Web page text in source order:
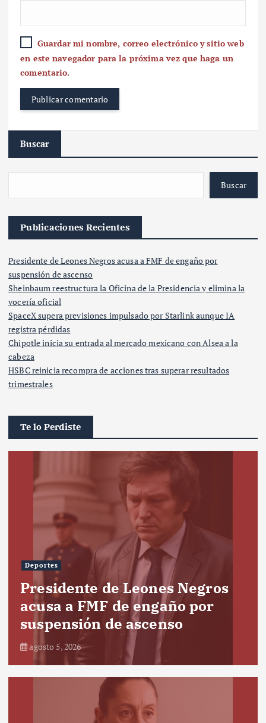
Guardar mi nombre, correo electrónico y sitio web
en este navegador para la próxima vez que haga un
comentario.
Buscar
Buscar
Publicaciones Recientes
Presidente de Leones Negros acusa a FMF de engaño por
suspensión de ascenso
Sheinbaum reestructura la Oficina de la Presidencia y elimina la
vocería oficial
SpaceX supera previsiones impulsado por Starlink aunque IA
registra pérdidas
Chipotle inicia su entrada al mercado mexicano con Alsea a la
cabeza
HSBC reinicia recompra de acciones tras superar resultados
trimestrales
Te lo Perdiste
Deportes
Presidente de Leones Negros
acusa a FMF de engaño por
suspensión de ascenso
agosto 5, 2026